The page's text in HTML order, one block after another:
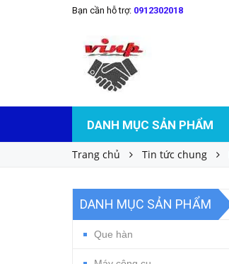
Bạn cần hỗ trợ: 0912302018
DANH MỤC SẢN PHẨM
Trang chủ Tin tức chung
DANH MỤC SẢN PHẨM
Que hàn